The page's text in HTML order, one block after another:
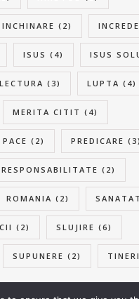
INCHINARE (2)
ISUS (4) ISUS
LECTURA (3) LUPTA (4)
MERITA CITIT (4)
PACE (2) PREDICARE (3)
RESPONSABILITATE (2)
ROMANIA (2)
(2) SLUJIRE (6)
SUPUNERE (2) TINERI